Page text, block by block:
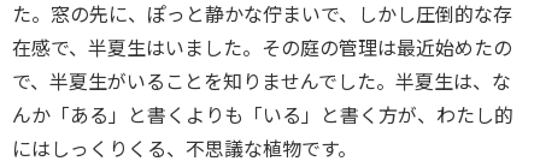
た。窓の先に、ぽっと静かな佇まいで、しかし圧倒的な存
在感で、半夏生はいました。その庭の管理は最近始めたの
で、半夏生がいることを知りませんでした。半夏生は、な
んか「ある」と書くよりも「いる」と書く方が、わたし的
にはしっくりくる、不思議な植物です。